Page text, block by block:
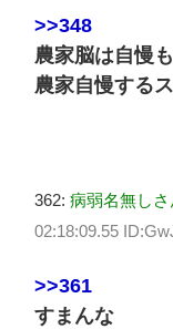
>>348
農家脳は自慢
農家自慢する
362: 病弱名無しさ
02:18:09.55
>>361
すまんな